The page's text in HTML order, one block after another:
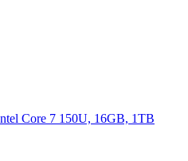
Core 7 150U, 16GB, 1TB